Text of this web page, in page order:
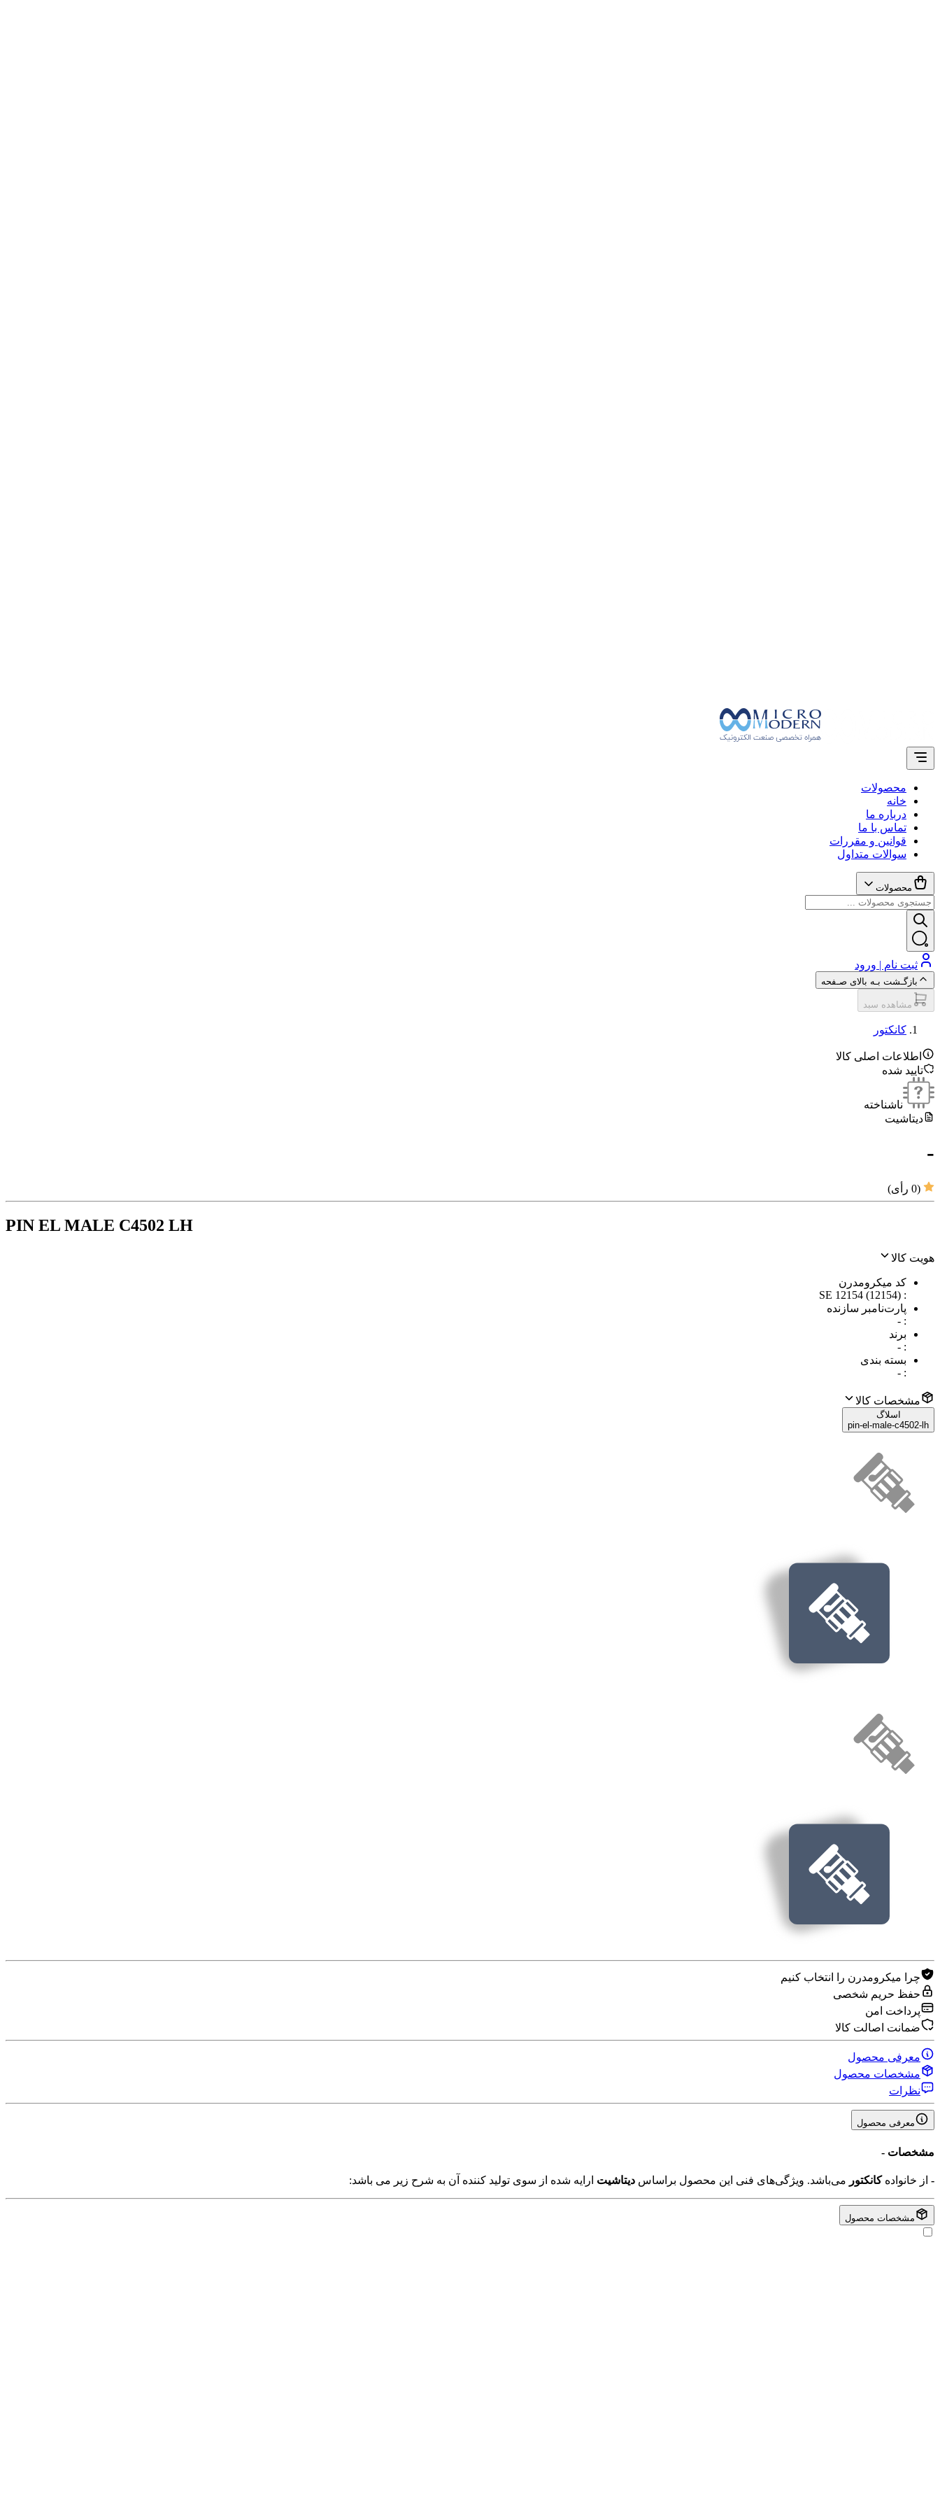
محصولات
خانه
درباره ما
تماس با ما
قوانین و مقررات
سوالات متداول
محصولات
ثبت نام | ورود
بازگـشت بـه بالای صـفحه
مشاهده سبد
کانکتور
اطلاعات اصلی کالا
تایید شده
ناشناخته
دیتاشیت
-
(
0 رأی)
PIN EL MALE C4502 LH
هویت کالا
کد میکرومدرن
:
SE 12154 (12154)
پارت‌نامبر سازنده
:
-
برند
:
-
بسته بندی
:
-
مشخصات کالا
اسلاگ
pin-el-male-c4502-lh
چرا میکرومدرن را انتخاب کنیم
حفظ حریم شخصی
پرداخت امن
ضمانت اصالت کالا
معرفی محصول
مشخصات محصول
نظرات
معرفی محصول
مشخصات -
- از خانوادهکانکتور می‌باشد. ویژگی‌های فنی این محصول براساس دیتاشیت ارایه شده از سوی تولید کننده آن به شرح زیر می باشد:
مشخصات محصول